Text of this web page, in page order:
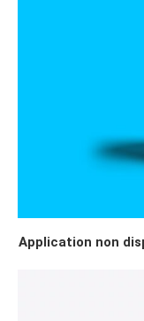
Application non